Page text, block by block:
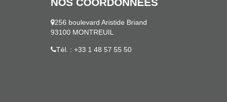
256 boulevard Aristide Briand
93100 MONTREUIL
Tél. : +33 1 48 57 55 50